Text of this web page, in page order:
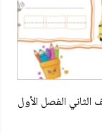
الثاني الفصل الأول